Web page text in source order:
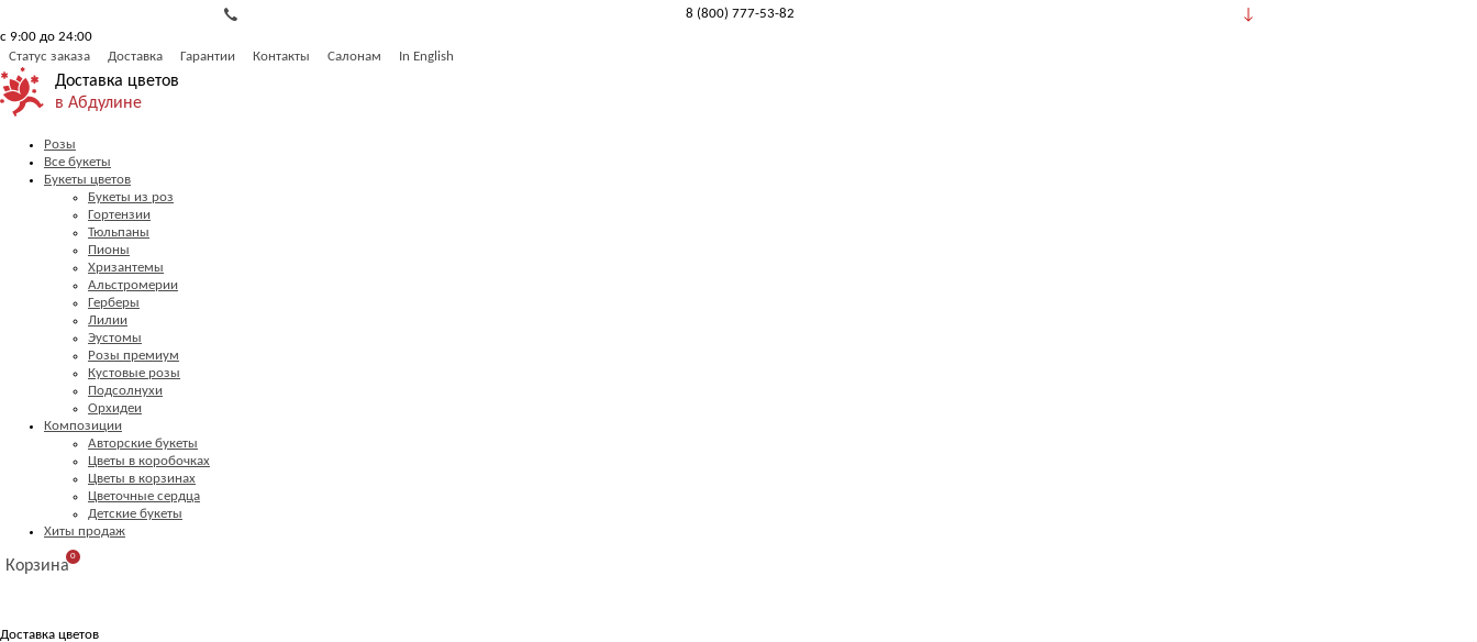
8 (800) 777-53-82
с 9:00 до 24:00
Статус заказа
Доставка Гарантии Контакты Салонам In English
Доставка цветов
в Абдулине
Розы
Все букеты
Букеты цветов
Букеты из роз
Гортензии
Тюльпаны
Пионы
Хризантемы
Альстромерии
Герберы
Лилии
Эустомы
Розы премиум
Кустовые розы
Подсолнухи
Орхидеи
Композиции
Авторские букеты
Цветы в коробочках
Цветы в корзинах
Цветочные сердца
Детские букеты
Хиты продаж
Корзина
0
Доставка цветов